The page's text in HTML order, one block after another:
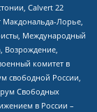
Calvert 22
Макдональда-Лорье,
Международный
Возрождение,
комитет в
свободной России,
Свободных
в России –